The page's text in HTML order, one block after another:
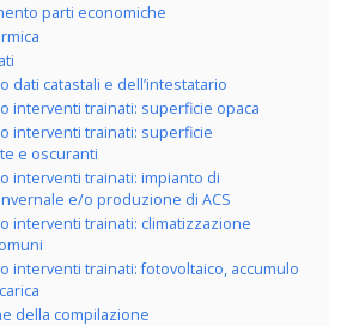
parti economiche
dati catastali e dell’intestatario
interventi trainati: superficie opaca
interventi trainati: superficie
e oscuranti
interventi trainati: impianto di
e/o produzione di ACS
interventi trainati: climatizzazione
interventi trainati: fotovoltaico, accumulo
della compilazione